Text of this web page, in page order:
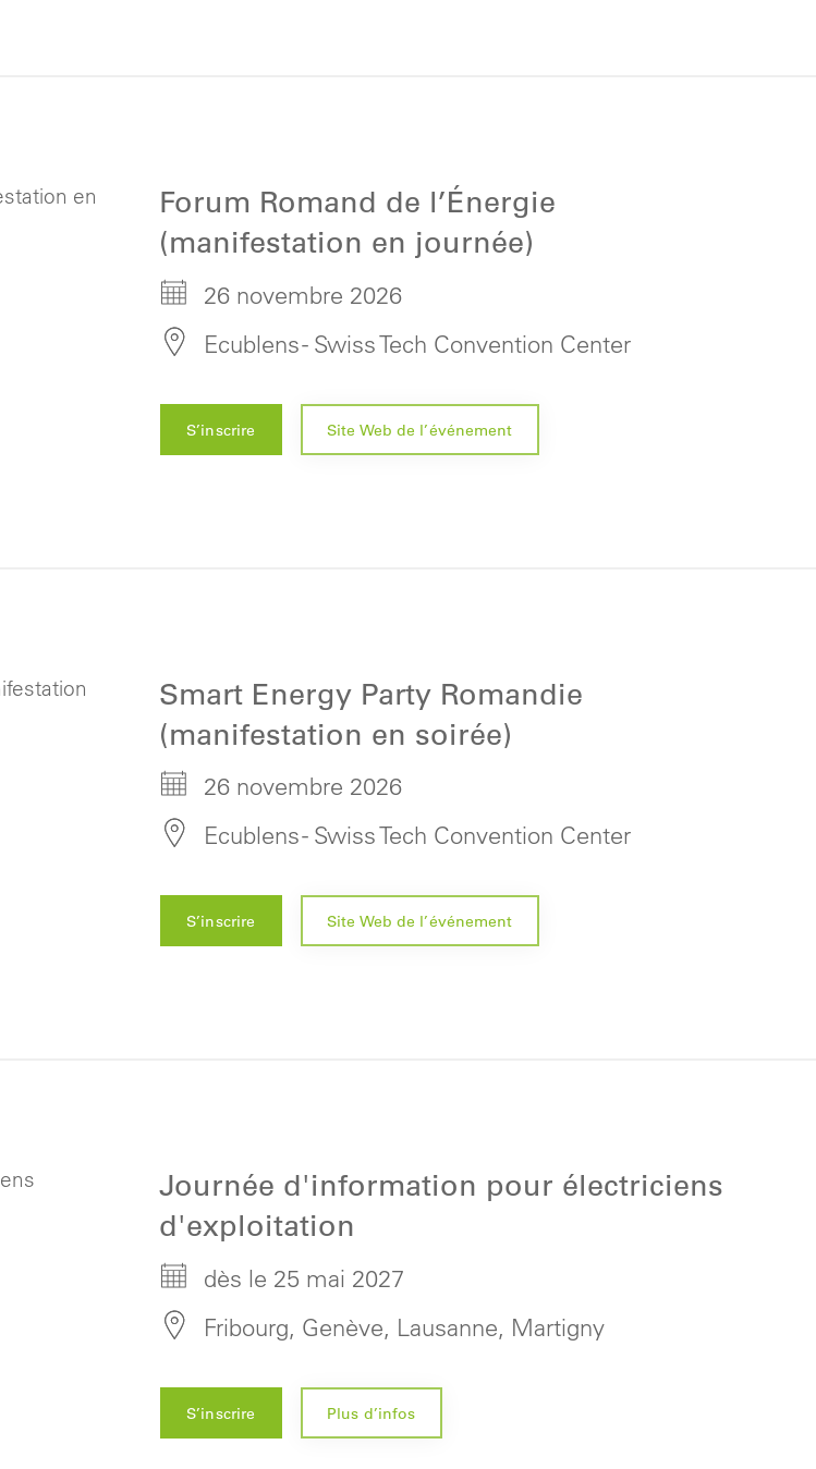
Forum Romand de l’Énergie
(manifestation en journée)
26 novembre 2026
Ecublens - Swiss Tech Convention Center
S’inscrire Site Web de l’événement
Smart Energy Party Romandie
(manifestation en soirée)
26 novembre 2026
Ecublens - Swiss Tech Convention Center
S’inscrire Site Web de l’événement
Journée d'information pour électriciens
d'exploitation
dès le 25 mai 2027
Fribourg, Genève, Lausanne, Martigny
S’inscrire Plus d’infos